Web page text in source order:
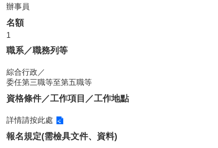
掌
人
事
法
規
常
用
表
單
各
類
專
辦事員
名額
1
職系／職務列等
綜合行政／
委任第三職等至第五職等
資格條件／工作項目／工作地點
詳情請按此處
報名規定(需檢具文件、資料)